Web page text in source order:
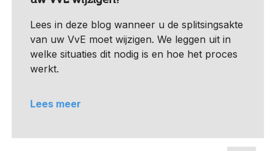
Lees in deze blog wanneer u de splitsingsakte
van uw VvE moet wijzigen. We leggen uit in
welke situaties dit nodig is en hoe het proces
werkt.
Lees meer